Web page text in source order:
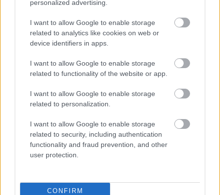
personalized advertising.
I want to allow Google to enable storage
related to analytics like cookies on web or
device identifiers in apps.
I want to allow Google to enable storage
related to functionality of the website or app.
I want to allow Google to enable storage
related to personalization.
I want to allow Google to enable storage
related to security, including authentication
functionality and fraud prevention, and other
user protection.
CONFIRM
ντομάτες και καπαρόφυλλα) αλλά και το
ξακουστό σαλατούρι, ήτοι σαλάχι με σως
λαδολέμονου, που ταιριάζει τέλεια με το ούζο.
Εννοείται πως οι πατάτες που συνοδεύουν όλα τα
πιάτα με κρέας έρχονται απευθείας από το νησί.
Στα αγαπημένα μας συγκαταλέγεται και το
μοσχαρίσιο φιλέτο Νάξου με ψητά λαχανικά και
σάλτσα Πόρτο με δεντρολίβανο. Οι τιμές
κυμαίνονται στα 20-25€ το άτομο, με κρασί ή
ουζάκι.